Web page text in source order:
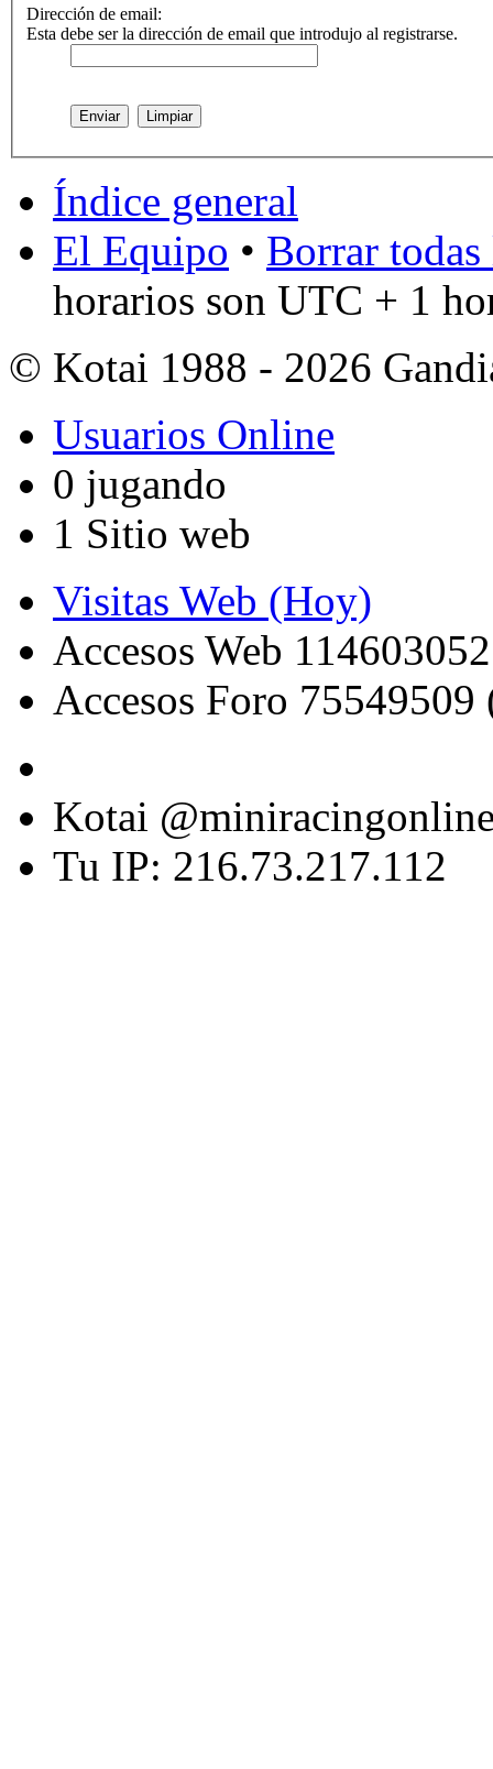
Dirección de email:
Esta debe ser la dirección de email que introdujo al registrarse.
Índice general
El Equipo • Borrar
horarios son UTC + 1
© Kotai 1988 - 2026
Usuarios Online
0 jugando
1 Sitio web
Visitas Web (Hoy)
Accesos Web
Accesos Foro 75549509
Kotai
Tu IP: 216.73.217.112